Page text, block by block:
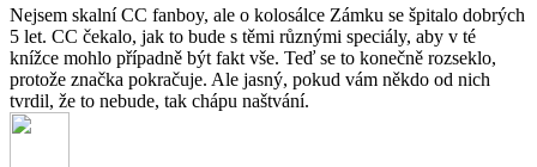
Nejsem skalní CC fanboy, ale o kolosálce Zámku se špitalo dobrých
5 let. CC čekalo, jak to bude s těmi různými speciály, aby v té
knížce mohlo případně být fakt vše. Teď se to konečně rozseklo,
protože značka pokračuje. Ale jasný, pokud vám někdo od nich
tvrdil, že to nebude, tak chápu naštvání.